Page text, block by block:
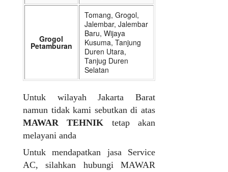
Grogol
Petamburan
Tomang, Grogol,
Jalembar, Jalembar
Baru, Wijaya
Kusuma, Tanjung
Duren Utara,
Tanjug Duren
Selatan
Untuk wilayah Jakarta Barat
namun tidak kami sebutkan di atas
MAWAR TEHNIK tetap akan
melayani anda
Untuk mendapatkan jasa Service
AC, silahkan hubungi MAWAR